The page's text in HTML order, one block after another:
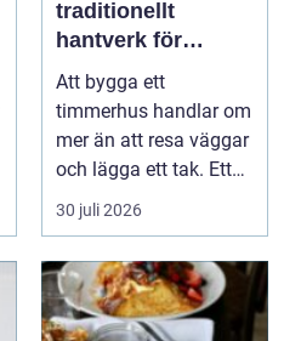
traditionellt
hantverk för
moderna behov
Att bygga ett
timmerhus handlar om
mer än att resa väggar
och lägga ett tak. Ett
timmerhus är ett lå...
30 juli 2026